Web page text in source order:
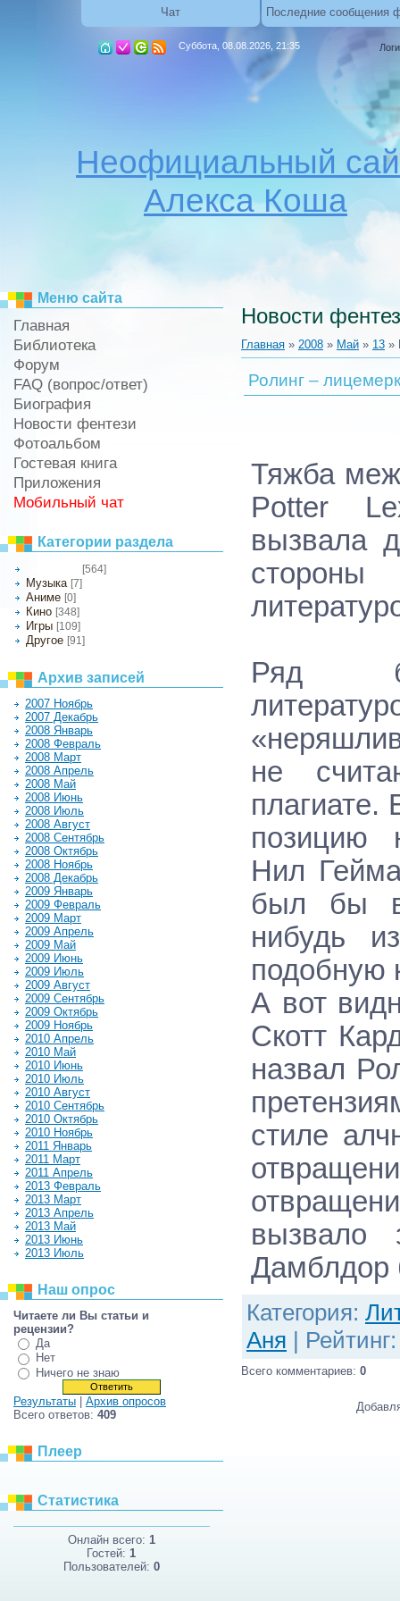
Чат Последние сообщения
Суббота, 08.08.2026, 21:35
Неофициальный
Алекса Коша
Меню сайта
Главная
Библиотека
Форум
FAQ (вопрос/ответ)
Биография
Новости фентези
Фотоальбом
Гостевая книга
Приложения
Мобильный чат
Категории раздела
[564]
Музыка [7]
Аниме [0]
Кино [348]
Игры [109]
Другое [91]
Архив записей
2007 Ноябрь
2007 Декабрь
2008 Январь
2008 Февраль
2008 Март
2008 Апрель
2008 Май
2008 Июнь
2008 Июль
2008 Август
2008 Сентябрь
2008 Октябрь
2008 Ноябрь
2008 Декабрь
2009 Январь
2009 Февраль
2009 Март
2009 Апрель
2009 Май
2009 Июнь
2009 Июль
2009 Август
2009 Сентябрь
2009 Октябрь
2009 Ноябрь
2010 Апрель
2010 Май
2010 Июнь
2010 Июль
2010 Август
2010 Сентябрь
2010 Октябрь
2010 Ноябрь
2011 Январь
2011 Март
2011 Апрель
2013 Февраль
2013 Март
2013 Апрель
2013 Май
2013 Июнь
2013 Июль
Наш опрос
Читаете ли Вы статьи и
рецензии?
Да
Нет
Ничего не знаю
Результаты
Архив опросов
Всего ответов: 409
Плеер
Статистика
Онлайн всего: 1
Гостей: 1
Пользователей: 0
Новости
Главная » 2008 » Май » 13 »
Ролинг –
Тяжба
Potter
вызвала
Ряд
не
плагиате.
позицию
Нил
был бы
нибудь
подобную
А вот
Скотт
назвал
стиле
вызвало
Категория:
Аня | Рейтинг
Всего комментариев: 0